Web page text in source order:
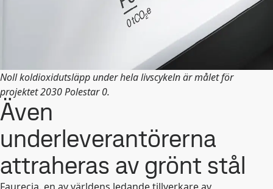
Noll koldioxidutsläpp under hela livscykeln är målet för
projektet 2030 Polestar 0.
Även
underleverantörerna
attraheras av grönt stål